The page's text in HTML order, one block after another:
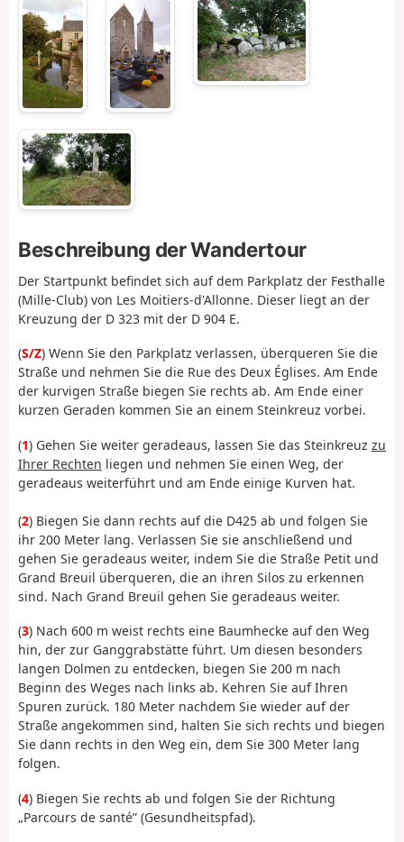
Beschreibung der Wandertour
Der Startpunkt befindet sich auf dem Parkplatz der Festhalle
(Mille-Club) von Les Moitiers-d'Allonne. Dieser liegt an der
Kreuzung der D 323 mit der D 904 E.
(S/Z) Wenn Sie den Parkplatz verlassen, überqueren Sie die
Straße und nehmen Sie die Rue des Deux Églises. Am Ende
der kurvigen Straße biegen Sie rechts ab. Am Ende einer
kurzen Geraden kommen Sie an einem Steinkreuz vorbei.
(1) Gehen Sie weiter geradeaus, lassen Sie das Steinkreuz zu
Ihrer Rechten liegen und nehmen Sie einen Weg, der
geradeaus weiterführt und am Ende einige Kurven hat.
(2) Biegen Sie dann rechts auf die D425 ab und folgen Sie
ihr 200 Meter lang. Verlassen Sie sie anschließend und
gehen Sie geradeaus weiter, indem Sie die Straße Petit und
Grand Breuil überqueren, die an ihren Silos zu erkennen
sind. Nach Grand Breuil gehen Sie geradeaus weiter.
(3) Nach 600 m weist rechts eine Baumhecke auf den Weg
hin, der zur Ganggrabstätte führt. Um diesen besonders
langen Dolmen zu entdecken, biegen Sie 200 m nach
Beginn des Weges nach links ab. Kehren Sie auf Ihren
Spuren zurück. 180 Meter nachdem Sie wieder auf der
Straße angekommen sind, halten Sie sich rechts und biegen
Sie dann rechts in den Weg ein, dem Sie 300 Meter lang
folgen.
(4) Biegen Sie rechts ab und folgen Sie der Richtung
„Parcours de santé” (Gesundheitspfad).